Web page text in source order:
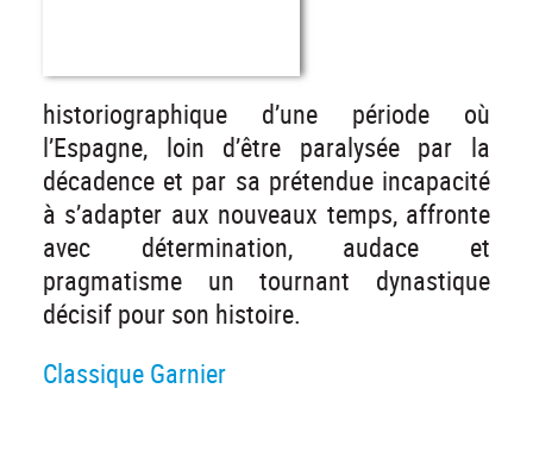
historiographique d’une période où
l’Espagne, loin d’être paralysée par la
décadence et par sa prétendue incapacité
à s’adapter aux nouveaux temps, affronte
avec détermination, audace et
pragmatisme un tournant dynastique
décisif pour son histoire.
Classique Garnier